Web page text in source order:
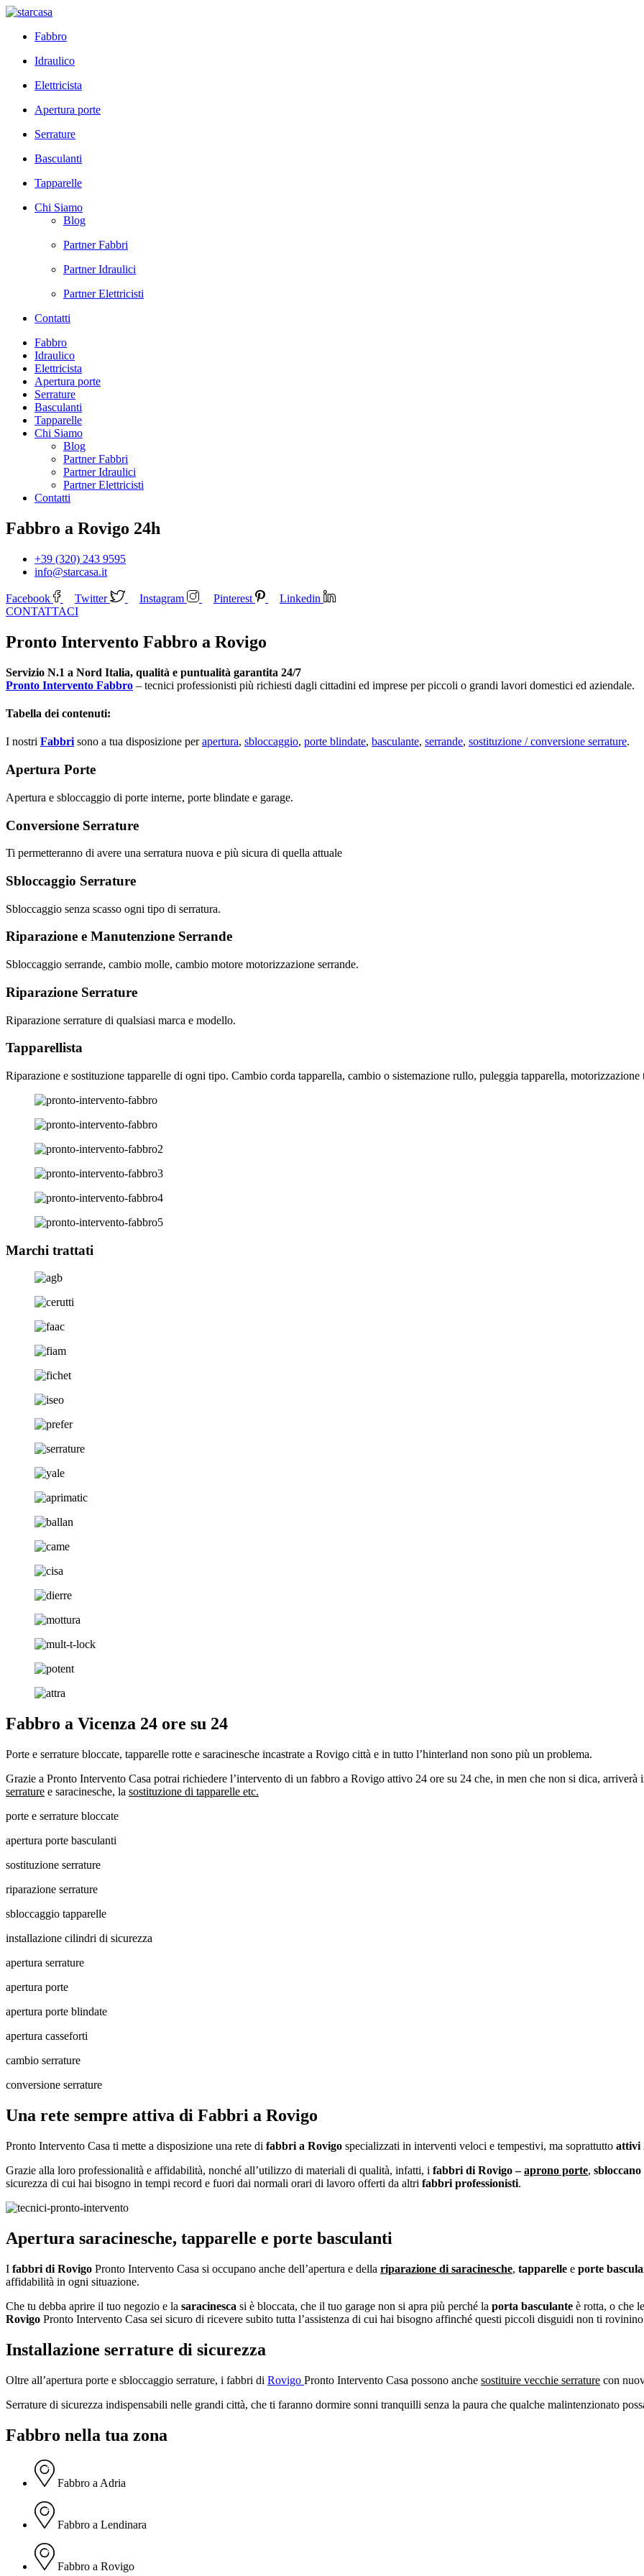
Fabbro
Idraulico
Elettricista
Apertura porte
Serrature
Basculanti
Tapparelle
Chi Siamo
Blog
Partner Fabbri
Partner Idraulici
Partner Elettricisti
Contatti
Fabbro
Idraulico
Elettricista
Apertura porte
Serrature
Basculanti
Tapparelle
Chi Siamo
Blog
Partner Fabbri
Partner Idraulici
Partner Elettricisti
Contatti
Fabbro a Rovigo 24h
+39 (320) 243 9595
info@starcasa.it
Facebook Twitter Instagram Pinterest
Linkedin
CONTATTACI
Pronto Intervento Fabbro a Rovigo
Servizio N.1 a Nord Italia, qualità e puntualità garantita 24/7
Pronto Intervento Fabbro – tecnici professionisti più richiesti dagli cittadini ed imprese per piccoli o grandi lavori domestici ed aziendale.
Tabella dei contenuti:
I nostri Fabbri sono a tua disposizione perapertura, sbloccaggio, porte blindate, basculante, serrande, sostituzione / conversione serrature.
Apertura Porte
Apertura e sbloccaggio di porte interne, porte blindate e garage.
Conversione Serrature
Ti permetteranno di avere una serratura nuova e più sicura di quella attuale
Sbloccaggio Serrature
Sbloccaggio senza scasso ogni tipo di serratura.
Riparazione e Manutenzione Serrande
Sbloccaggio serrande, cambio molle, cambio motore motorizzazione serrande.
Riparazione Serrature
Riparazione serrature di qualsiasi marca e modello.
Tapparellista
Riparazione e sostituzione tapparelle di ogni tipo. Cambio corda tapparella, cambio o sistemazione rullo, puleggia tapparella, motorizzazione
Marchi trattati
Fabbro a Vicenza 24 ore su 24
Porte e serrature bloccate, tapparelle rotte e saracinesche incastrate a Rovigo città e in tutto l’hinterland non sono più un problema.
Grazie a Pronto Intervento Casa potrai richiedere l’intervento di un fabbro a Rovigo attivo 24 ore su 24 che, in men che non si dica, arriverà
serrature e saracinesche, la sostituzione di tapparelle etc.
porte e serrature bloccate
apertura porte basculanti
sostituzione serrature
riparazione serrature
sbloccaggio tapparelle
installazione cilindri di sicurezza
apertura serrature
apertura porte
apertura porte blindate
apertura casseforti
cambio serrature
conversione serrature
Una rete sempre attiva di Fabbri a Rovigo
Pronto Intervento Casa ti mette a disposizione una rete di fabbri a Rovigo specializzati in interventi veloci e tempestivi, ma soprattutto attivi
Grazie alla loro professionalità e affidabilità, nonché all’utilizzo di materiali di qualità, infatti, i fabbri di Rovigo – aprono porte,
sicurezza di cui hai bisogno in tempi record e fuori dai normali orari di lavoro offerti da altri fabbri professionisti.
Apertura saracinesche, tapparelle e porte basculanti
I fabbri di Rovigo Pronto Intervento Casa si occupano anche dell’apertura e della riparazione di saracinesche, tapparelle e porte
affidabilità in ogni situazione.
Che tu debba aprire il tuo negozio e la saracinesca si è bloccata, che il tuo garage non si apra più perché la porta basculante è rotta, o che le
Rovigo Pronto Intervento Casa sei sicuro di ricevere subito tutta l’assistenza di cui hai bisogno affinché questi piccoli disguidi non ti
Installazione serrature di sicurezza
Oltre all’apertura porte e sbloccaggio serrature, i fabbri di Rovigo Pronto Intervento Casa possono anche sostituire vecchie serrature con
Serrature di sicurezza indispensabili nelle grandi città, che ti faranno dormire sonni tranquilli senza la paura che qualche malintenzionato
Fabbro nella tua zona
Fabbro a Adria
Fabbro a Lendinara
Fabbro a Rovigo